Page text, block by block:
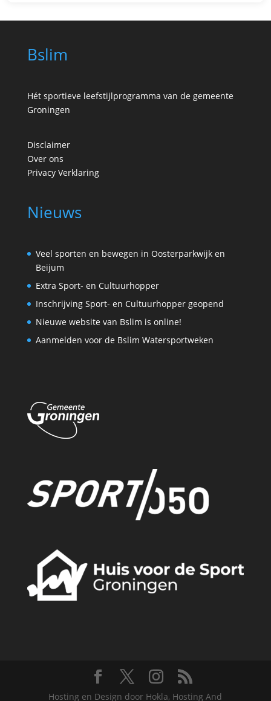
Bslim
Hét sportieve leefstijlprogramma van de gemeente
Groningen
Disclaimer
Over ons
Privacy Verklaring
Nieuws
Veel sporten en bewegen in Oosterparkwijk en
Beijum
Extra Sport- en Cultuurhopper
Inschrijving Sport- en Cultuurhopper geopend
Nieuwe website van Bslim is online!
Aanmelden voor de Bslim Watersportweken
Hosting en Design door Hokla, Hosting And